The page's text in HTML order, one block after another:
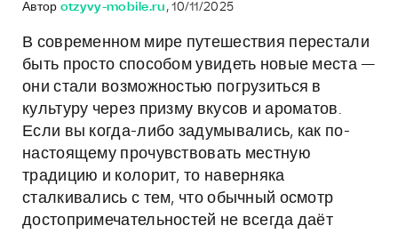
Автор otzyvy-mobile.ru , 10/11/2025
В современном мире путешествия перестали
быть просто способом увидеть новые места —
они стали возможностью погрузиться в
культуру через призму вкусов и ароматов.
Если вы когда-либо задумывались, как по-
настоящему прочувствовать местную
традицию и колорит, то наверняка
сталкивались с тем, что обычный осмотр
достопримечательностей не всегда даёт